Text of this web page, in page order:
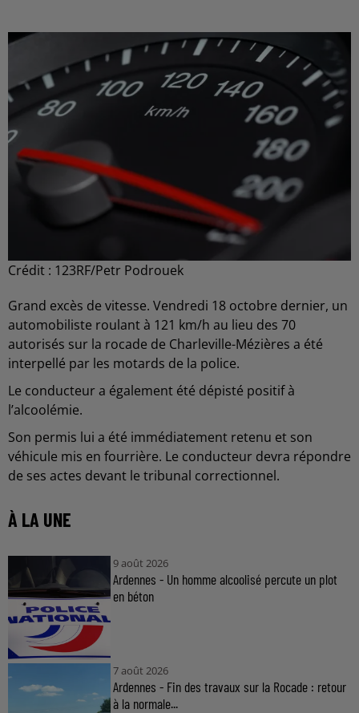
Crédit : 123RF/Petr Podrouek
Grand excès de vitesse. Vendredi 18 octobre dernier, un
automobiliste roulant à 121 km/h au lieu des 70
autorisés sur la rocade de Charleville-Mézières a été
interpellé par les motards de la police.
Le conducteur a également été dépisté positif à
l’alcoolémie.
Son permis lui a été immédiatement retenu et son
véhicule mis en fourrière. Le conducteur devra répondre
de ses actes devant le tribunal correctionnel.
À LA UNE
9 août 2026
Ardennes - Un homme alcoolisé percute un plot
en béton
7 août 2026
Ardennes - Fin des travaux sur la Rocade : retour
à la normale...